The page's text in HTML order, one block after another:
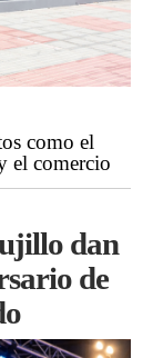
como el
el comercio
dan
de